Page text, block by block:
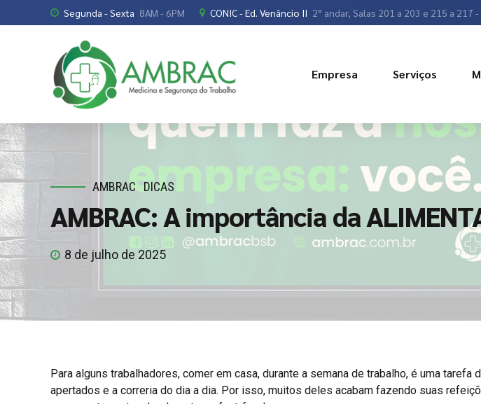
Segunda - Sexta 8AM - 6PM CONIC - Ed. Venâncio II 2° andar, Salas 201 a 203 e 215 a 217
Empresa Serviços
AMBRAC DICAS
AMBRAC: A importância da
8 de julho de 2025
Para alguns trabalhadores, comer em casa, durante a semana de trabalho, é uma tarefa
apertados e a correria do dia a dia. Por isso, muitos deles acabam fazendo suas